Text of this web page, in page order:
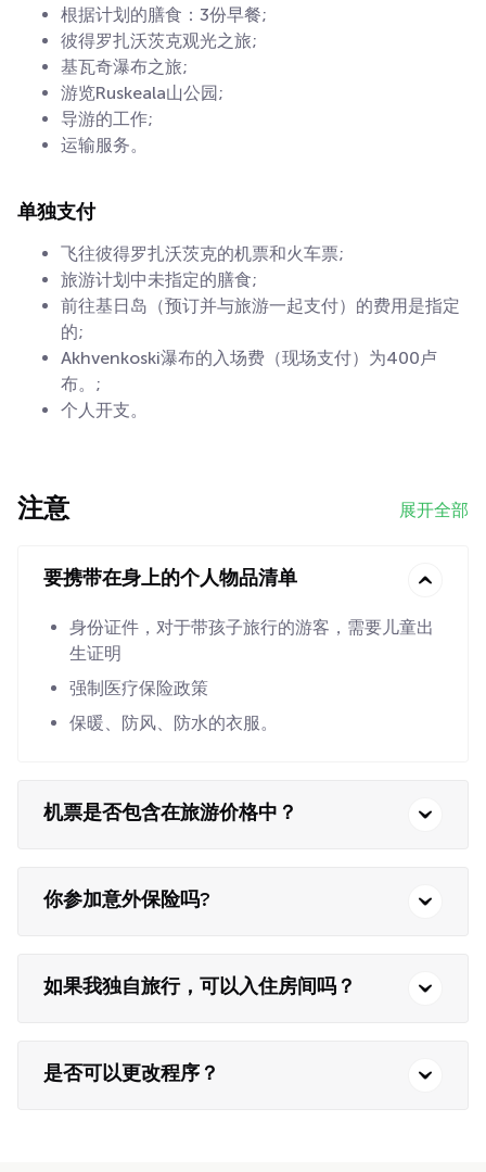
根据计划的膳食：3份早餐;
彼得罗扎沃茨克观光之旅;
基瓦奇瀑布之旅;
游览Ruskeala山公园;
导游的工作;
运输服务。
单独支付
飞往彼得罗扎沃茨克的机票和火车票;
旅游计划中未指定的膳食;
前往基日岛（预订并与旅游一起支付）的费用是指定
的;
Akhvenkoski瀑布的入场费（现场支付）为400卢
布。;
个人开支。
注意 展开全部
要携带在身上的个人物品清单
身份证件，对于带孩子旅行的游客，需要儿童出
生证明
强制医疗保险政策
保暖、防风、防水的衣服。
机票是否包含在旅游价格中？
你参加意外保险吗?
如果我独自旅行，可以入住房间吗？
是否可以更改程序？